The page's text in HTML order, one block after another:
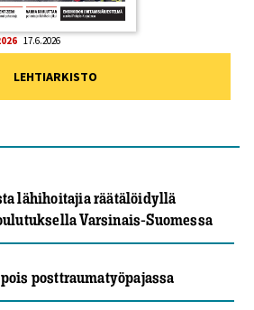
17.6.2026
LEHTIARKISTO
lähihoitajia räätälöidyllä
Varsinais-Suomessa
posttraumatyöpajassa